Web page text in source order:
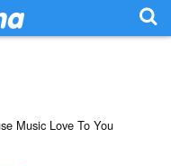
Music Love To You